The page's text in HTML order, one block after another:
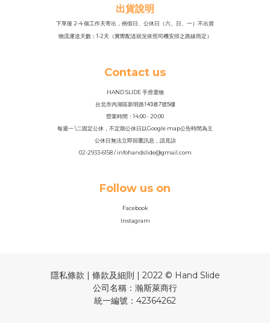
出貨說明
下單後 2-4 個工作天寄出，例假日、公休日（六、日、一）不出貨
物流運送天數：1-2天（實際配送狀況依照司機安排之路線而定）
Contact us
HAND SLIDE 手滑選物
台北市內湖區新明路143巷7號5樓
營業時間：14:00 - 20:00
每週一 \二固定公休，不定期公休日以Google map公告時間為主
公休日無法立即回覆訊息，請見諒
02-2933-6158 / infohandslide@gmail.com
Follow us on
Facebook
Instagram
隱私條款 | 條款及細則 | 2022 © Hand Slide
公司名稱：瀚斯萊商行
統一編號：42364262